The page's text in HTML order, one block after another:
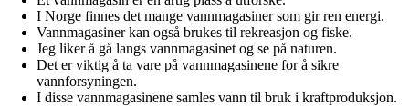
I Norge finnes det mange vannmagasiner som gir ren energi.
Vannmagasiner kan også brukes til rekreasjon og fiske.
Jeg liker å gå langs vannmagasinet og se på naturen.
Det er viktig å ta vare på vannmagasinene for å sikre
vannforsyningen.
I disse vannmagasinene samles vann til bruk i kraftproduksjon.